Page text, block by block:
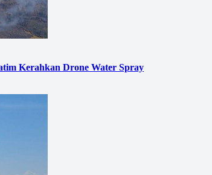
Kerahkan Drone Water Spray